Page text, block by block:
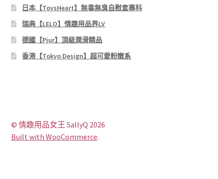
日本【ToysHeart】無毒無臭自慰套專科
瑞典【LELO】情趣用品界LV
德國【Pjur】頂級潤滑精品
香港【Tokyo Design】超可愛粉嫩系
© 情趣用品女王 SallyQ 2026
Built with WooCommerce.